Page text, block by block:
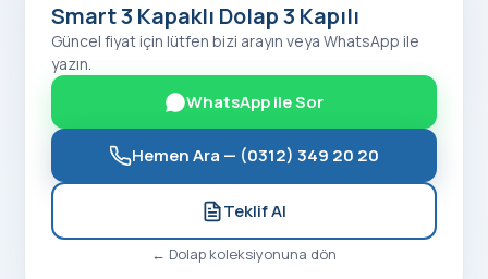
Smart 3 Kapaklı Dolap 3 Kapılı
Güncel fiyat için lütfen bizi arayın veya WhatsApp ile
yazın.
WhatsApp ile Sor
Hemen Ara — (0312) 349 20 20
Teklif Al
← Dolap koleksiyonuna dön